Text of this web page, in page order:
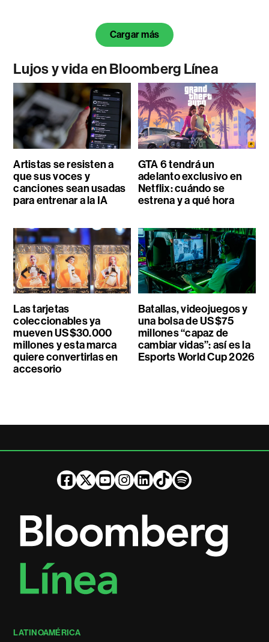
Cargar más
Lujos y vida en Bloomberg Línea
Artistas se resisten a
que sus voces y
canciones sean usadas
para entrenar a la IA
GTA 6 tendrá un
adelanto exclusivo en
Netflix: cuándo se
estrena y a qué hora
Las tarjetas
coleccionables ya
mueven US$30.000
millones y esta marca
quiere convertirlas en
accesorio
Batallas, videojuegos y
una bolsa de US$75
millones “capaz de
cambiar vidas”: así es la
Esports World Cup 2026
LATINOAMÉRICA